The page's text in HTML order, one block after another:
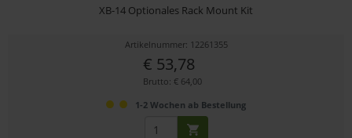
XB-14 Optionales Rack Mount Kit
Artikelnummer: 12261355
€ 53,78
Brutto: € 64,00
1-2 Wochen ab Bestellung